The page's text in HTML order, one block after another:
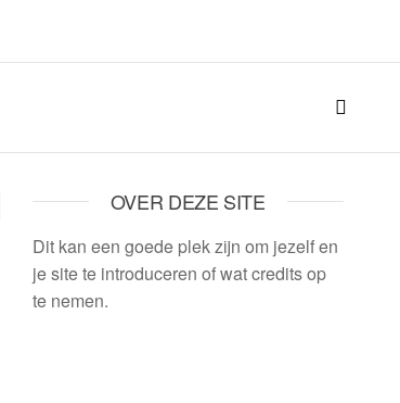
OVER DEZE SITE
Dit kan een goede plek zijn om jezelf en
je site te introduceren of wat credits op
te nemen.